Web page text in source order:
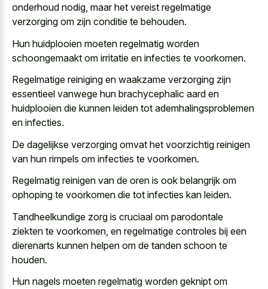
onderhoud nodig, maar het vereist regelmatige
verzorging om zijn conditie te behouden.
Hun huidplooien moeten regelmatig worden
schoongemaakt om irritatie en infecties te voorkomen.
Regelmatige reiniging en waakzame verzorging zijn
essentieel vanwege hun brachycephalic aard en
huidplooien die kunnen leiden tot ademhalingsproblemen
en infecties.
De dagelijkse verzorging omvat het voorzichtig reinigen
van hun rimpels om infecties te voorkomen.
Regelmatig reinigen van de oren is ook belangrijk om
ophoping te voorkomen die tot infecties kan leiden.
Tandheelkundige zorg is cruciaal om parodontale
ziekten te voorkomen, en regelmatige controles bij een
dierenarts kunnen helpen om de tanden schoon te
houden.
Hun nagels moeten regelmatig worden geknipt om